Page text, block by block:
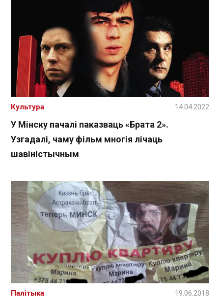
У Мінску пачалі паказваць «Брата 2».
Узгадалі, чаму фільм многія лічаць
шавіністычным
Культура 14.04.2022
Палітыка 19.06.2018